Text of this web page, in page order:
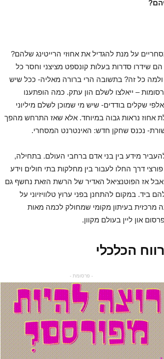
על מנת להגדיל את אחוזי הרייטינג שלהם?
הם שידרו סדרות בעלות קונספט מציצני וחסר כל
ולמה כל זה? בתשובה הרי ברורה מאליה- ככל שיש
– ייאלצו לשלם הון עתק. כמה הופתענו
בודדים- שיש מי שמוכן לשלם מיליוני
נראות גבוה במיוחד. אלא שאז התרחש מהפך
נכנס שחקן חדש: האינטרנט המסחרי.
מידע בין בני אדם ברחבי העולם. בתחילה,
דרך החלו לעבור בין מחלקות בתי חולים וידע
אבל אז הפוטנציאל האדיר של הרשת הזאת נחשף גם
ביד. במקום להתחנן בפני ערוץ טלוויזיוני על
מרכזית בעיתון מקומי שמחולק לכמה מאות
און ליין בעולם מקוון.
הכלכלי
- פרסומת -